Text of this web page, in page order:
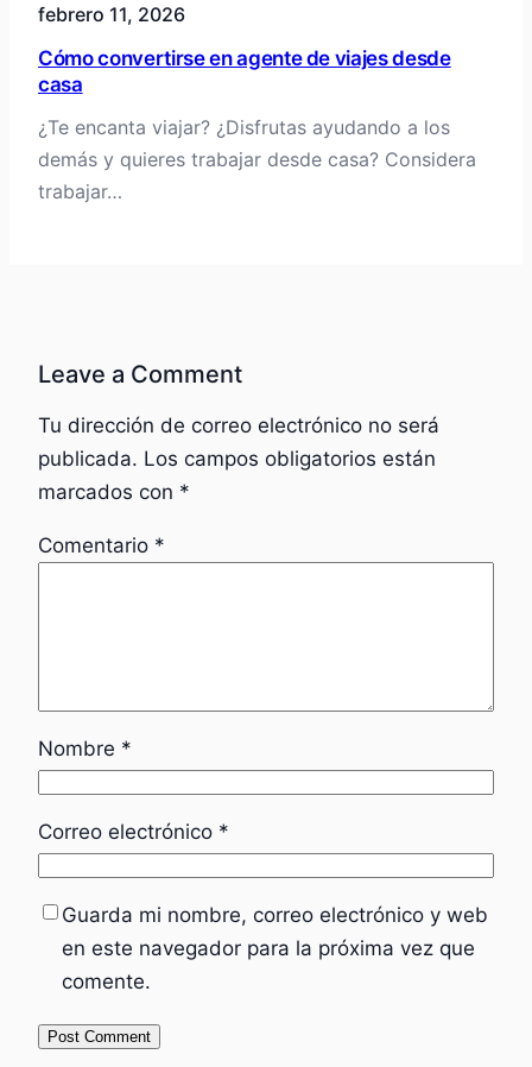
febrero 11, 2026
Cómo convertirse en agente de viajes desde
casa
¿Te encanta viajar? ¿Disfrutas ayudando a los
demás y quieres trabajar desde casa? Considera
trabajar…
Leave a Comment
Tu dirección de correo electrónico no será
publicada. Los campos obligatorios están
marcados con *
Comentario *
Nombre *
Correo electrónico *
Guarda mi nombre, correo electrónico y web
en este navegador para la próxima vez que
comente.